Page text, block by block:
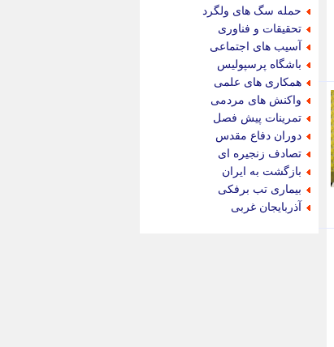
حمله سگ های ولگرد
تحقیقات و فناوری
آسیب های اجتماعی
باشگاه پرسپولیس
همکاری های علمی
واکنش های مردمی
تمرینات پیش فصل
دوران دفاع مقدس
تصادف زنجیره ای
بازگشت به ایران
بیماری تب برفکی
آذربایجان غربی